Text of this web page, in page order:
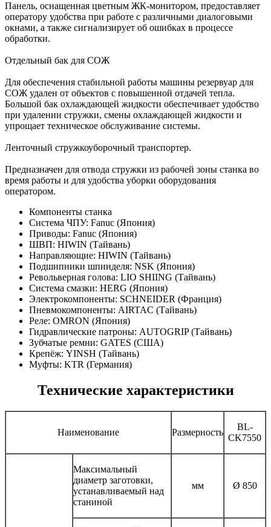
Панель, оснащенная цветным ЖК-монитором, предоставляет
оператору удобства при работе с различными диалоговыми
окнами, а также сигнализирует об ошибках в процессе
обработки.
Отдельный бак для СОЖ
Для обеспечения стабильной работы машины резервуар для
СОЖ удален от объектов с повышенной отдачей тепла.
Большой бак охлаждающей жидкости обеспечивает удобство
при удалении стружки, смены охлаждающей жидкости и
упрощает техническое обслуживание системы.
Ленточный стружкоуборочный транспортер.
Предназначен для отвода стружки из рабочей зоны станка во
время работы и для удобства уборки оборудования
оператором.
Компоненты станка
Система ЧПУ: Fanuc (Япония)
Приводы: Fanuc (Япония)
ШВП: HIWIN (Тайвань)
Направляющие: HIWIN (Тайвань)
Подшипники шпинделя: NSK (Япония)
Револьверная голова: LIO SHIING (Тайвань)
Система смазки: HERG (Япония)
Электрокомпоненты: SCHNEIDER (Франция)
Пневмокомпоненты: AIRTAC (Тайвань)
Реле: OMRON (Япония)
Гидравлические патроны: AUTOGRIP (Тайвань)
Зубчатые ремни: GATES (США)
Крепёж: YINSH (Тайвань)
Муфты: KTR (Германия)
Технические характеристики
Наименование Размерность
BL-
CK7550
Максимальный
диаметр заготовки,
устанавливаемый над
станиной
мм Ø 850